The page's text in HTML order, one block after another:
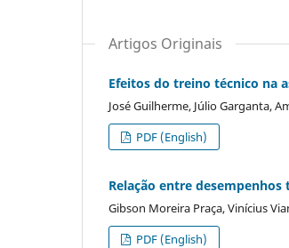
Artigos Originais
Efeitos do treino técnico na
José Guilherme, Júlio Garganta,
PDF (English)
Relação entre
Gibson Moreira Praça, Vinícius
PDF (English)